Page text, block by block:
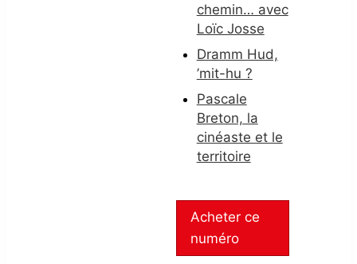
chemin… avec
Loïc Josse
Dramm Hud,
’mit-hu ?
Pascale
Breton, la
cinéaste et le
territoire
Acheter ce
numéro